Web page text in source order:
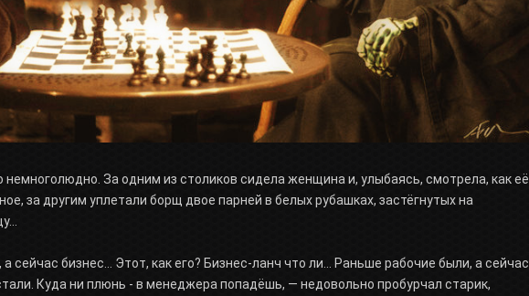
немноголюдно. За одним из столиков сидела женщина и, улыбаясь, смотрела, как её
за другим уплетали борщ двое парней в белых рубашках, застёгнутых на
сейчас бизнес... Этот, как его? Бизнес-ланч что ли... Раньше рабочие были, а сейчас
Куда ни плюнь - в менеджера попадёшь, — недовольно пробурчал старик,